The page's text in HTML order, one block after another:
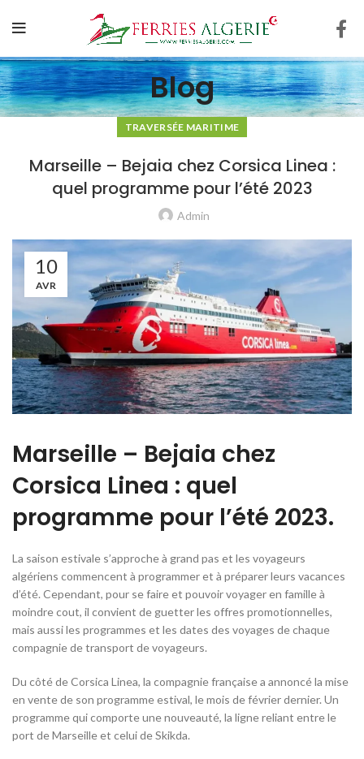
Blog
TRAVERSÉE MARITIME
Marseille – Bejaia chez Corsica Linea :
quel programme pour l’été 2023
Admin
10
AVR
Marseille – Bejaia chez
Corsica Linea : quel
programme pour l’été 2023.
La saison estivale s’approche à grand pas et les voyageurs
algériens commencent à programmer et à préparer leurs vacances
d’été. Cependant, pour se faire et pouvoir voyager en famille à
moindre cout, il convient de guetter les offres promotionnelles,
mais aussi les programmes et les dates des voyages de chaque
compagnie de transport de voyageurs.
Du côté de Corsica Linea, la compagnie française a annoncé la mise
en vente de son programme estival, le mois de février dernier. Un
programme qui comporte une nouveauté, la ligne reliant entre le
port de Marseille et celui de Skikda.